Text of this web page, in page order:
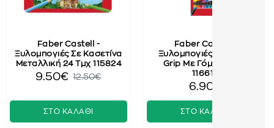
Faber Castell -
Ξυλομπογιές Σε Κασετίνα
Μεταλλική 24 Τμχ 115824
9.50€ 12.50€
ΣΤΟ ΚΑΛΑΘΙ
Faber Castell -
Ξυλομπογιές Erasable
Grip Με Γόμα 10 Τμχ
116613
6.90€
ΣΤΟ ΚΑΛΑΘΙ